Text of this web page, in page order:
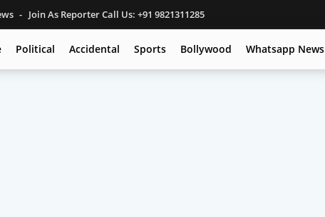
Join As Reporter Call Us: +91 9821311285
Political Accidental Sports Bollywood Whatsapp News